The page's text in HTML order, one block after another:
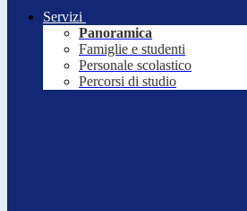
Servizi
Panoramica
Famiglie e studenti
Personale scolastico
Percorsi di studio